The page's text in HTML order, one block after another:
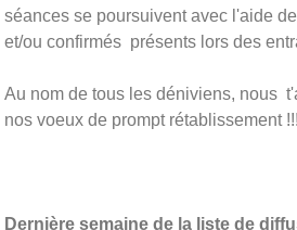
séances se poursuivent avec l'aide
et/ou confirmés présents lors des
Au nom de tous les déniviens, nous
nos voeux de prompt rétablissement !!!
Dernière semaine de la liste de